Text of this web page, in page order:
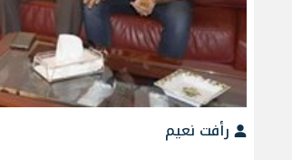
رأفت نعيم